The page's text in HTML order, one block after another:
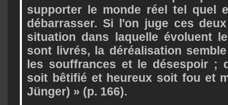
supporter le monde réel tel quel
débarrasser. Si l'on juge ces
situation dans laquelle évoluent
sont livrés, la déréalisation
les souffrances et le désespoir ;
soit bêtifié et heureux soit fou et
Jünger) » (p. 166).